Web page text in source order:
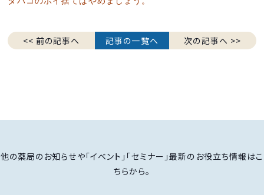
<< 前の記事へ 記事の一覧へ 次の記事へ >>
他の薬局のお知らせや「イベント」「セミナー」最新のお役立ち情報はこ
ちらから。